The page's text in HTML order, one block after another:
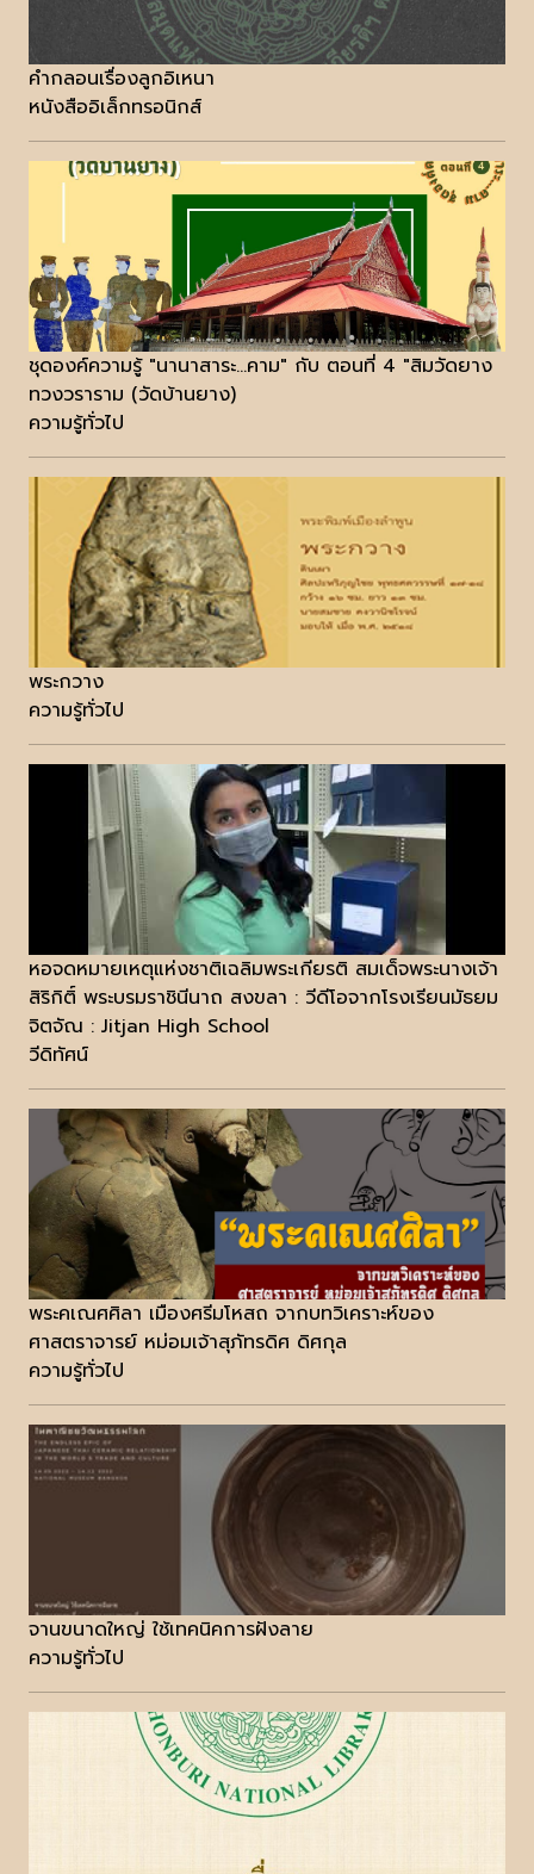
คำกลอนเรื่องลูกอิเหนา
หนังสืออิเล็กทรอนิกส์
ชุดองค์ความรู้ "นานาสาระ...คาม" กับ ตอนที่ 4 "สิมวัดยาง
ทวงวราราม (วัดบ้านยาง)
ความรู้ทั่วไป
พระกวาง
ความรู้ทั่วไป
หอจดหมายเหตุแห่งชาติเฉลิมพระเกียรติ สมเด็จพระนางเจ้า
สิริกิติ์ พระบรมราชินีนาถ สงขลา : วีดีโอจากโรงเรียนมัธยม
จิตจัณ : Jitjan High School
วีดิทัศน์
พระคเณศศิลา เมืองศรีมโหสถ จากบทวิเคราะห์ของ
ศาสตราจารย์ หม่อมเจ้าสุภัทรดิศ ดิศกุล
ความรู้ทั่วไป
จานขนาดใหญ่ ใช้เทคนิคการฝังลาย
ความรู้ทั่วไป